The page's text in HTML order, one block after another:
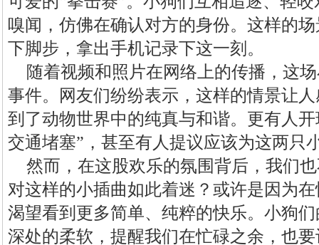
嗅闻，仿佛在确认对方的身份。这样的
下脚步，拿出手机记录下这一刻。
随着视频和照片在网络上的传播，这
事件。网友们纷纷表示，这样的情景让
到了动物世界中的纯真与和谐。更有人
交通堵塞”，甚至有人提议应该为这两只
然而，在这股欢乐的氛围背后，我们
对这样的小插曲如此着迷？或许是因为
渴望看到更多简单、纯粹的快乐。小狗
深处的柔软，提醒我们在忙碌之余，也